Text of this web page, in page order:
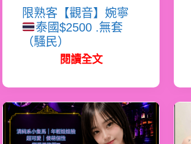
限熟客【觀音】婉寧
泰國$2500 .無套
（騷民）
閱讀全文